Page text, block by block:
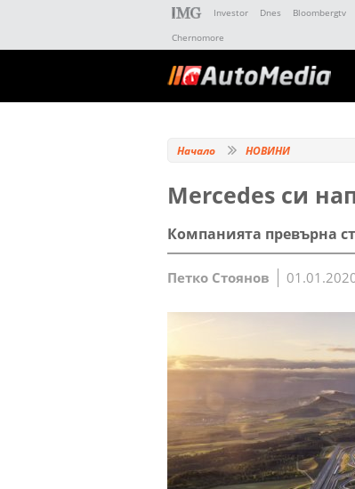
Investor Dnes Bloombergtv
Chernomore
Начало НОВИНИ
Mercedes си
Компанията превърна
Петко Стоянов